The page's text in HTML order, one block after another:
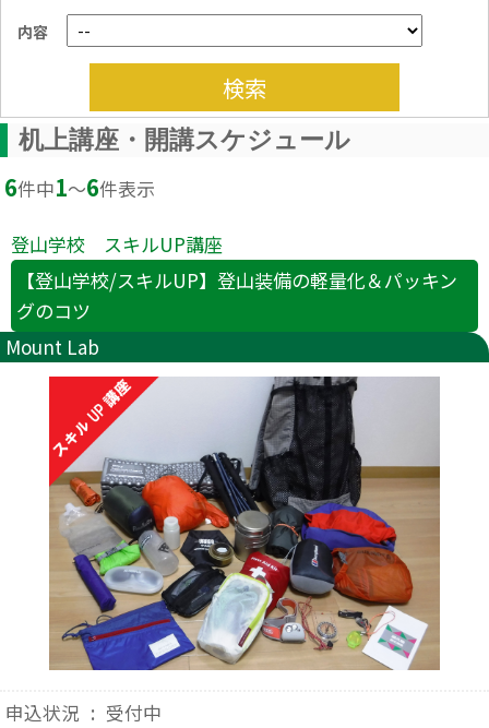
内容
検索
机上講座・開講スケジュール
6件中1〜6件表示
登山学校 スキルUP講座
【登山学校/スキルUP】登山装備の軽量化＆パッキン
グのコツ
Mount Lab
申込状況 : 受付中